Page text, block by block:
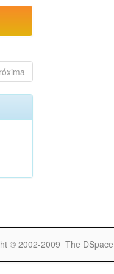
© 2002-2009 The